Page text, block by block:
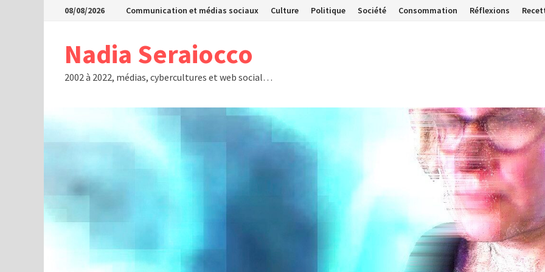
Passer08/08/2026 Communication et médias sociaux Culture Politique Société Consommation Réflexions
Nadia Seraiocco
2002 à 2022, médias, cybercultures et web social…